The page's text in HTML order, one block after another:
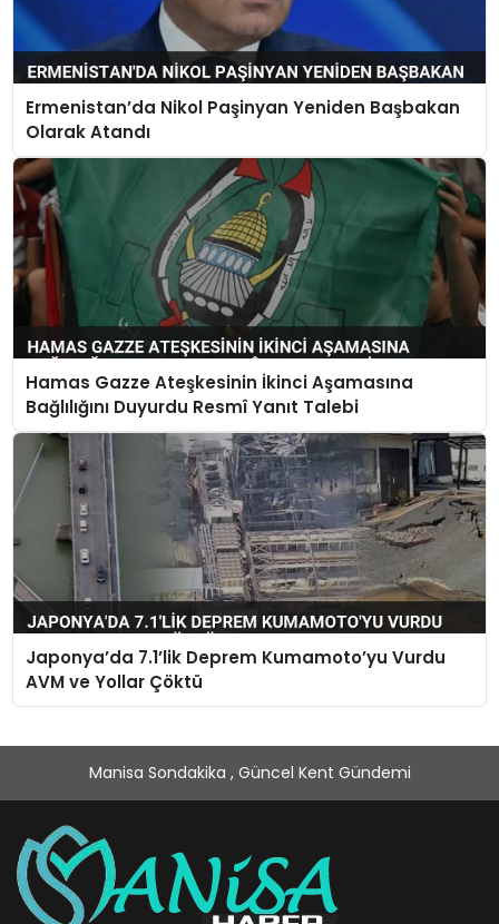
Ermenistan’da Nikol Paşinyan Yeniden Başbakan
Olarak Atandı
Hamas Gazze Ateşkesinin İkinci Aşamasına
Bağlılığını Duyurdu Resmî Yanıt Talebi
Japonya’da 7.1’lik Deprem Kumamoto’yu Vurdu
AVM ve Yollar Çöktü
Manisa Sondakika , Güncel Kent Gündemi